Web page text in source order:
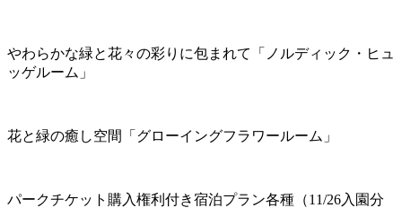
やわらかな緑と花々の彩りに包まれて「ノルディック・ヒュ
ッゲルーム」
花と緑の癒し空間「グローイングフラワールーム」
パークチケット購入権利付き宿泊プラン各種（11/26入園分